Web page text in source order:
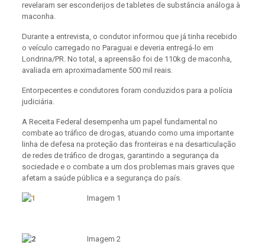
revelaram ser esconderijos de tabletes de substância análoga à
maconha.
Durante a entrevista, o condutor informou que já tinha recebido
o veículo carregado no Paraguai e deveria entregá-lo em
Londrina/PR. No total, a apreensão foi de 110kg de maconha,
avaliada em aproximadamente 500 mil reais.
Entorpecentes e condutores foram conduzidos para a polícia
judiciária.
A Receita Federal desempenha um papel fundamental no
combate ao tráfico de drogas, atuando como uma importante
linha de defesa na proteção das fronteiras e na desarticulação
de redes de tráfico de drogas, garantindo a segurança da
sociedade e o combate a um dos problemas mais graves que
afetam a saúde pública e a segurança do país.
Imagem 1
Imagem 2